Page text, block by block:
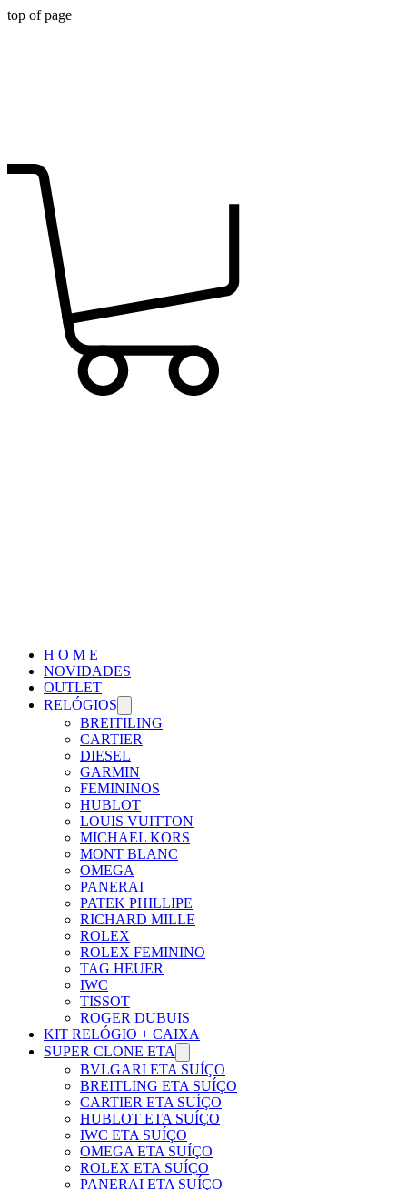
top of page
H O M E
NOVIDADES
OUTLET
RELÓGIOS
BREITILING
CARTIER
DIESEL
GARMIN
FEMININOS
HUBLOT
LOUIS VUITTON
MICHAEL KORS
MONT BLANC
OMEGA
PANERAI
PATEK PHILLIPE
RICHARD MILLE
ROLEX
ROLEX FEMININO
TAG HEUER
IWC
TISSOT
ROGER DUBUIS
KIT RELÓGIO + CAIXA
SUPER CLONE ETA
BVLGARI ETA SUÍÇO
BREITLING ETA SUÍÇO
CARTIER ETA SUÍÇO
HUBLOT ETA SUÍÇO
IWC ETA SUÍÇO
OMEGA ETA SUÍÇO
ROLEX ETA SUÍÇO
PANERAI ETA SUÍÇO